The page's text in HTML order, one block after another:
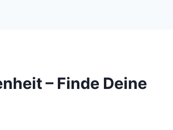
– Finde Deine